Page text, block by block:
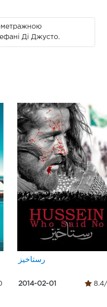
Ді Джусто.
رستاخیز
2014-02-01 8.4/